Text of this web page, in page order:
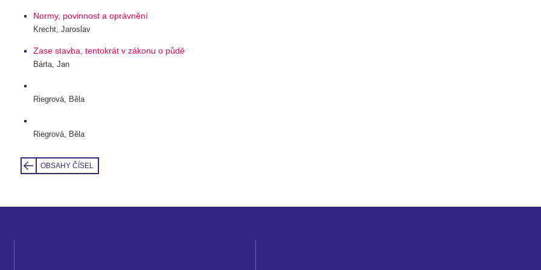
Normy, povinnost a oprávnění
Krecht, Jaroslav
Zase stavba, tentokrát v zákonu o půdě
Bárta, Jan
Riegrová, Běla
Riegrová, Běla
OBSAHY ČÍSEL